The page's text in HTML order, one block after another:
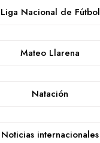
Liga Nacional de Fútbol
Mateo Llarena
Natación
Noticias internacionales